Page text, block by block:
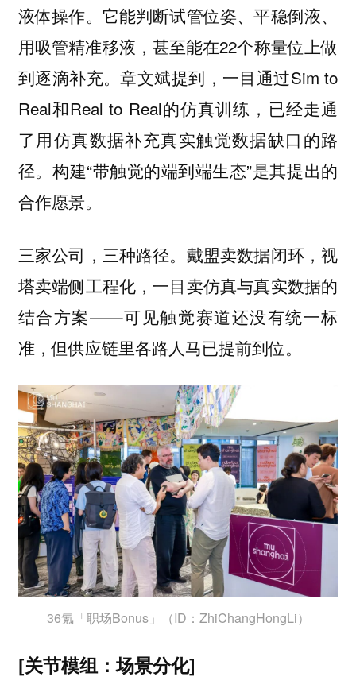
液体操作。它能判断试管位姿、平稳倒液、
用吸管精准移液，甚至能在22个称量位上做
到逐滴补充。章文斌提到，一目通过Sim to
Real和Real to Real的仿真训练，已经走通
了用仿真数据补充真实触觉数据缺口的路
径。构建“带触觉的端到端生态”是其提出的
合作愿景。
三家公司，三种路径。 戴盟卖数据闭环，视
塔卖端侧工程化，一目卖仿真与真实数据的
结合方案——可见触觉赛道还没有统一标
准，但供应链里各路人马已提前到位。
36氪「职场Bonus」（ID：ZhiChangHongLi）
[关节模组：场景分化]